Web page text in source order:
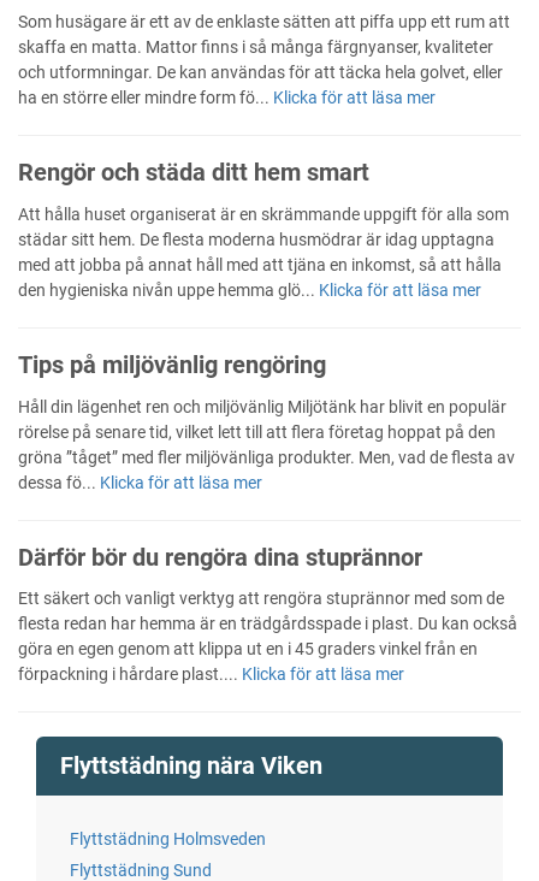
Som husägare är ett av de enklaste sätten att piffa upp ett rum att
skaffa en matta. Mattor finns i så många färgnyanser, kvaliteter
och utformningar. De kan användas för att täcka hela golvet, eller
ha en större eller mindre form fö... Klicka för att läsa mer
Rengör och städa ditt hem smart
Att hålla huset organiserat är en skrämmande uppgift för alla som
städar sitt hem. De flesta moderna husmödrar är idag upptagna
med att jobba på annat håll med att tjäna en inkomst, så att hålla
den hygieniska nivån uppe hemma glö... Klicka för att läsa mer
Tips på miljövänlig rengöring
Håll din lägenhet ren och miljövänlig Miljötänk har blivit en populär
rörelse på senare tid, vilket lett till att flera företag hoppat på den
gröna ”tåget” med fler miljövänliga produkter. Men, vad de flesta av
dessa fö... Klicka för att läsa mer
Därför bör du rengöra dina stuprännor
Ett säkert och vanligt verktyg att rengöra stuprännor med som de
flesta redan har hemma är en trädgårdsspade i plast. Du kan också
göra en egen genom att klippa ut en i 45 graders vinkel från en
förpackning i hårdare plast.... Klicka för att läsa mer
Flyttstädning nära Viken
Flyttstädning Holmsveden
Flyttstädning Sund